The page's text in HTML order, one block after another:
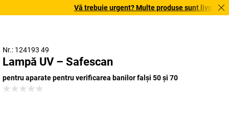
Vă trebuie urgent? Multe produse sunt livrate în
Nr.: 124193 49
Lampă UV – Safescan
pentru aparate pentru verificarea banilor falși 50 și 70